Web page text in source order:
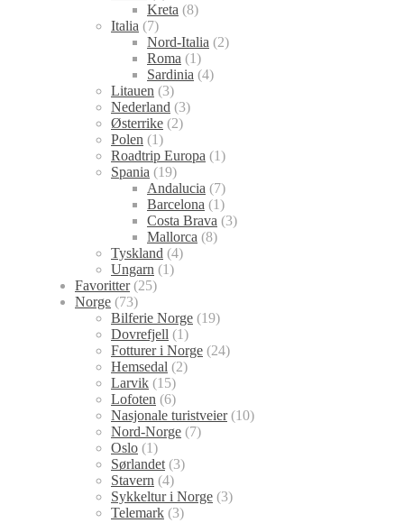
Kreta (8)
Italia (7)
Nord-Italia (2)
Roma (1)
Sardinia (4)
Litauen (3)
Nederland (3)
Østerrike (2)
Polen (1)
Roadtrip Europa (1)
Spania (19)
Andalucia (7)
Barcelona (1)
Costa Brava (3)
Mallorca (8)
Tyskland (4)
Ungarn (1)
Favoritter(25)
Norge (73)
Bilferie Norge (19)
Dovrefjell (1)
Fotturer i Norge (24)
Hemsedal (2)
Larvik (15)
Lofoten (6)
Nasjonale turistveier(10)
Nord-Norge (7)
Oslo (1)
Sørlandet (3)
Stavern (4)
Sykkeltur i Norge (3)
Telemark (3)